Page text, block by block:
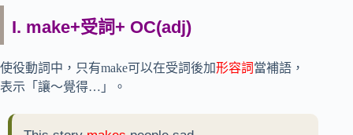
I. make+受詞+ OC(adj)
使役動詞中，只有make可以在受詞後加形容詞 當補語，
表示「讓～覺得…」。